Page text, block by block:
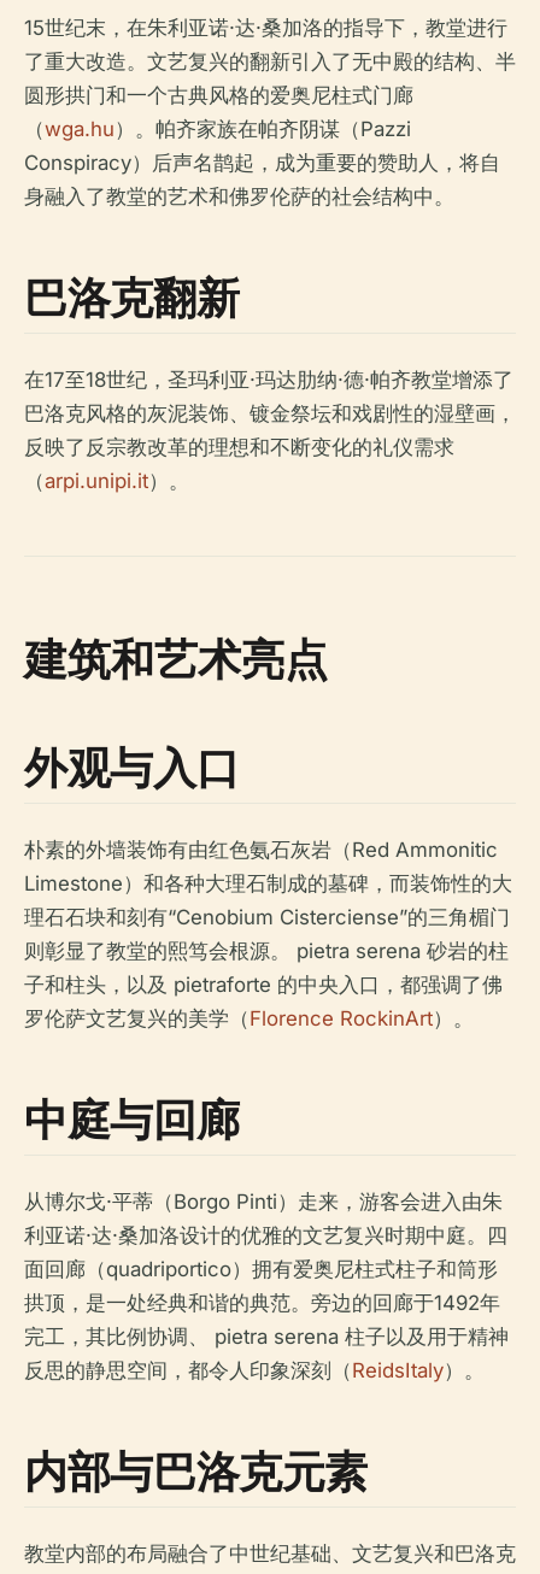
15世纪末，在朱利亚诺·达·桑加洛的指导下，教堂进行
了重大改造。文艺复兴的翻新引入了无中殿的结构、半
圆形拱门和一个古典风格的爱奥尼柱式门廊
（wga.hu）。帕齐家族在帕齐阴谋（Pazzi
Conspiracy）后声名鹊起，成为重要的赞助人，将自
身融入了教堂的艺术和佛罗伦萨的社会结构中。
巴洛克翻新
在17至18世纪，圣玛利亚·玛达肋纳·德·帕齐教堂增添了
巴洛克风格的灰泥装饰、镀金祭坛和戏剧性的湿壁画，
反映了反宗教改革的理想和不断变化的礼仪需求
（arpi.unipi.it）。
建筑和艺术亮点
外观与入口
朴素的外墙装饰有由红色氨石灰岩（Red Ammonitic
Limestone）和各种大理石制成的墓碑，而装饰性的大
理石石块和刻有“Cenobium Cisterciense”的三角楣门
则彰显了教堂的熙笃会根源。 pietra serena 砂岩的柱
子和柱头，以及 pietraforte 的中央入口，都强调了佛
罗伦萨文艺复兴的美学（Florence RockinArt）。
中庭与回廊
从博尔戈·平蒂（Borgo Pinti）走来，游客会进入由朱
利亚诺·达·桑加洛设计的优雅的文艺复兴时期中庭。四
面回廊（quadriportico）拥有爱奥尼柱式柱子和筒形
拱顶，是一处经典和谐的典范。旁边的回廊于1492年
完工，其比例协调、 pietra serena 柱子以及用于精神
反思的静思空间，都令人印象深刻（ReidsItaly）。
内部与巴洛克元素
教堂内部的布局融合了中世纪基础、文艺复兴和巴洛克